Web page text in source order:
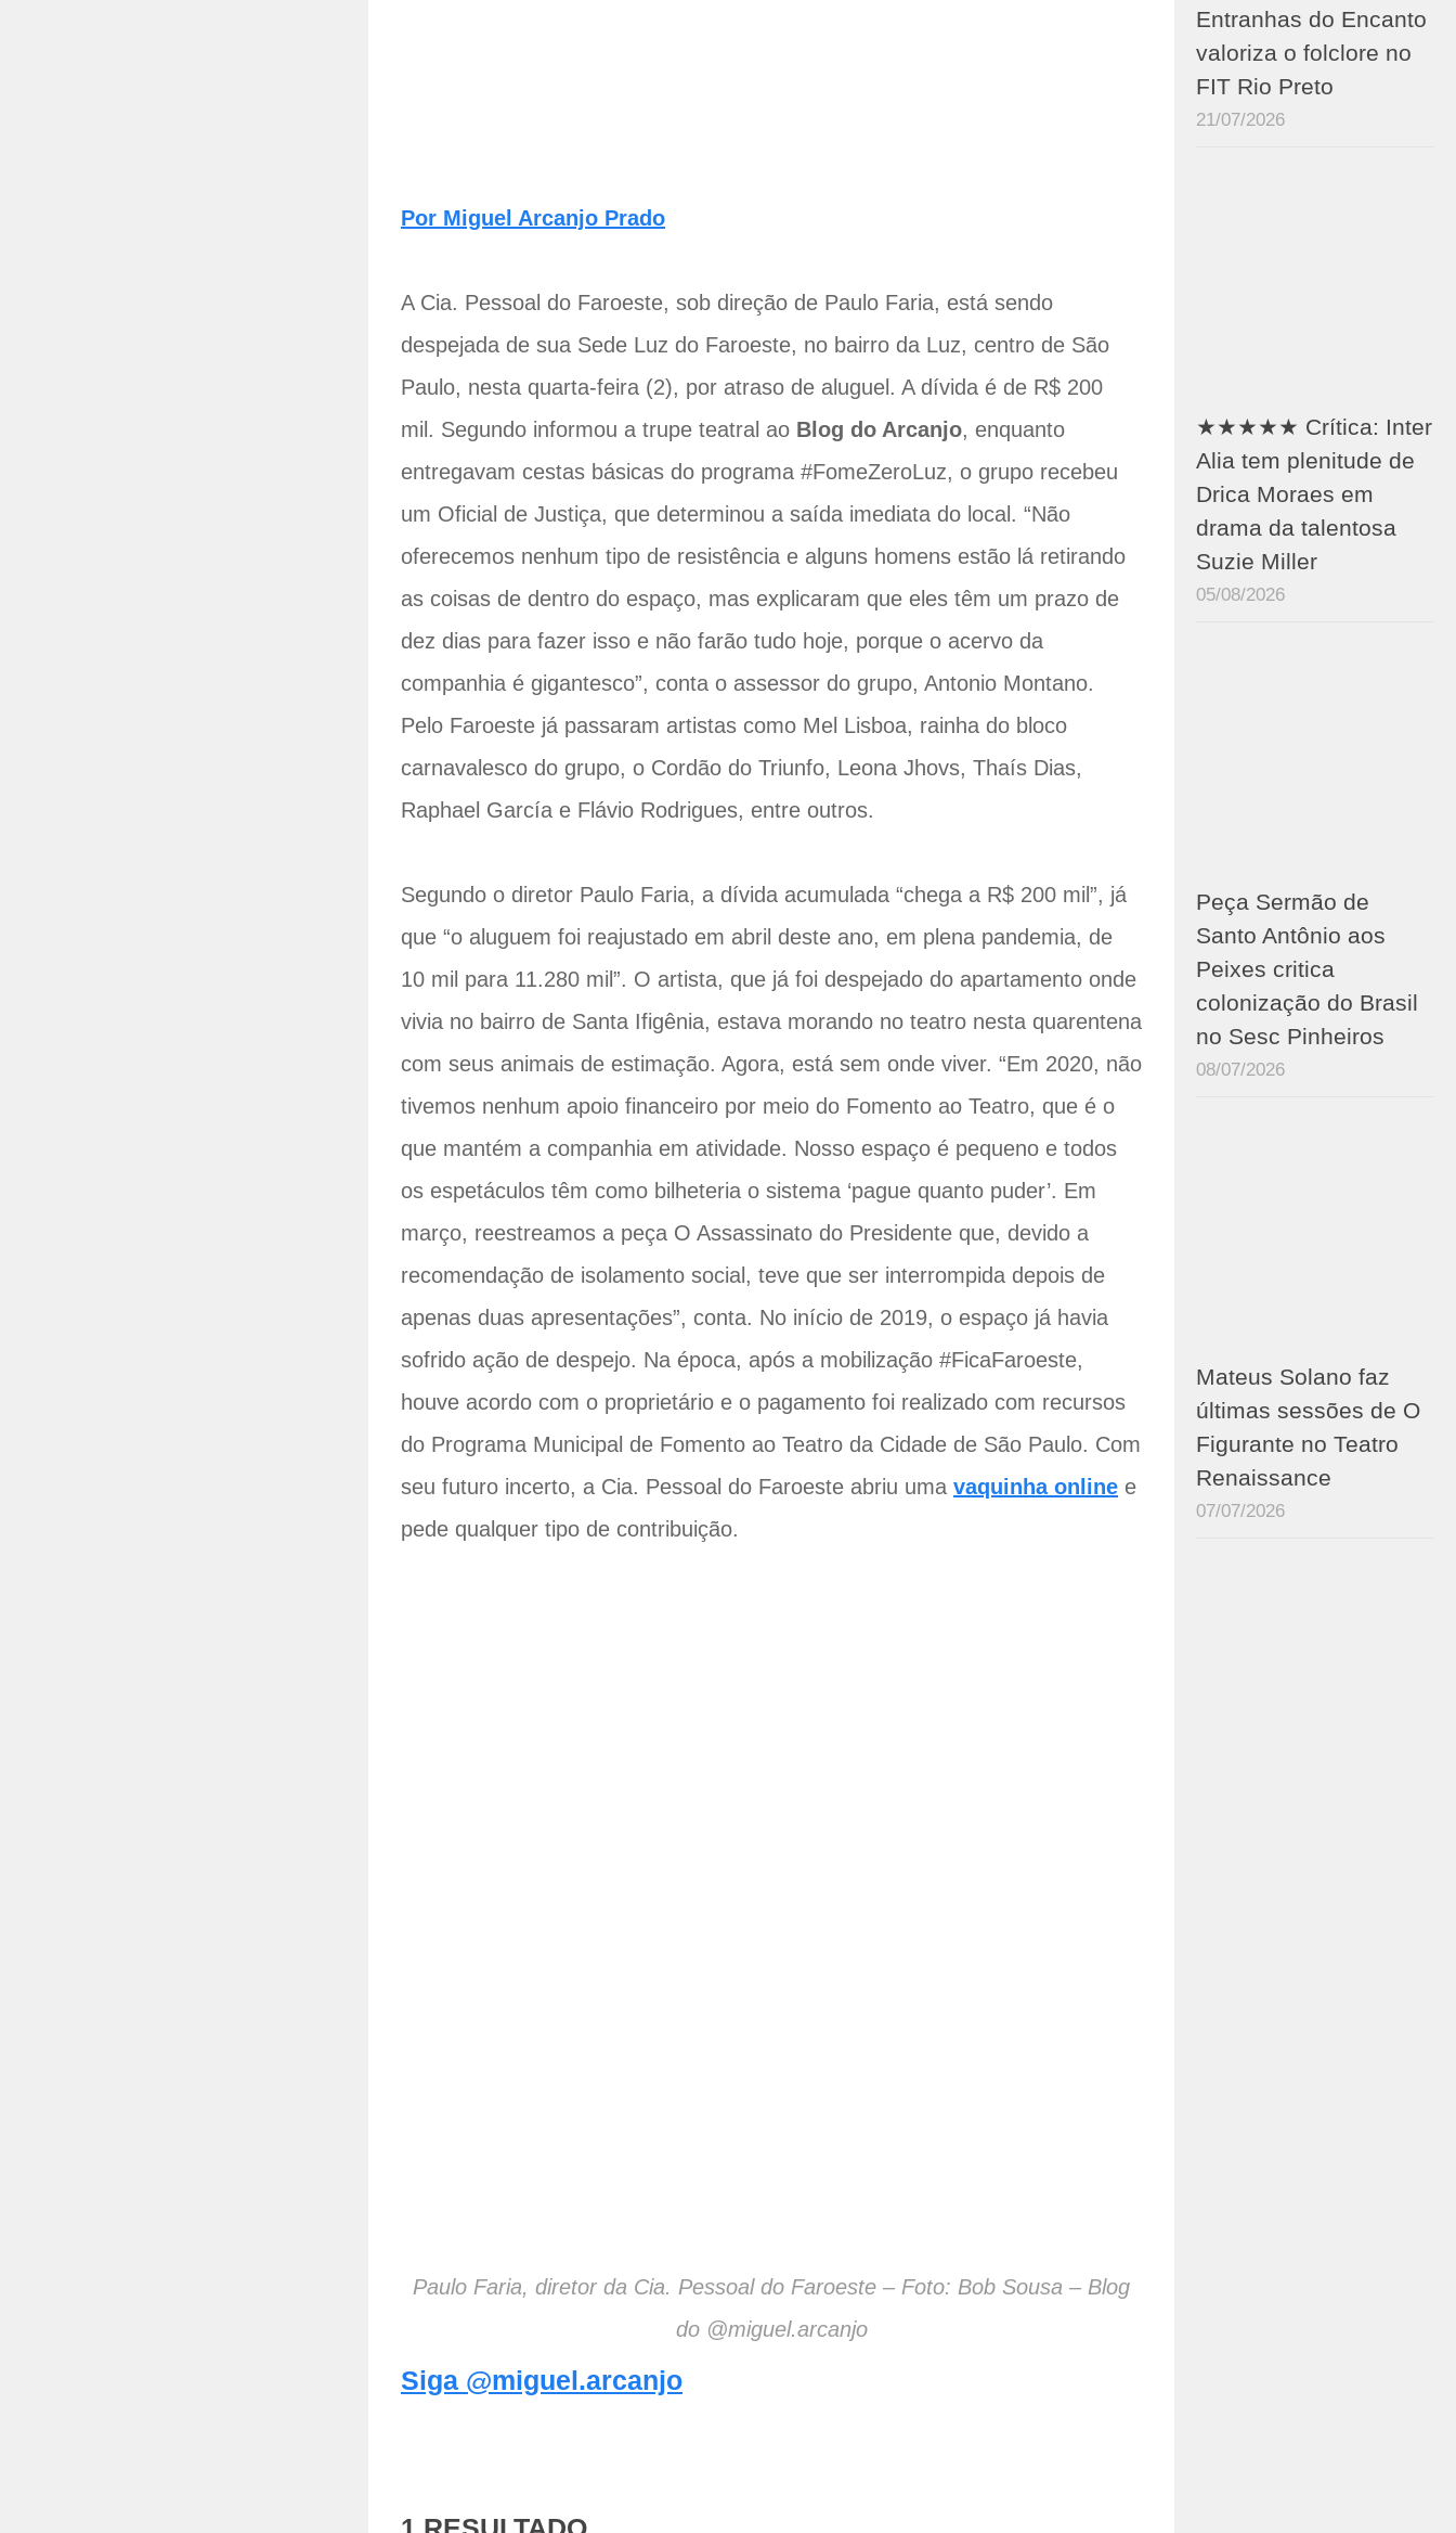
Por Miguel Arcanjo Prado
A Cia. Pessoal do Faroeste, sob direção de Paulo Faria, está sendo
despejada de sua Sede Luz do Faroeste, no bairro da Luz, centro de São
Paulo, nesta quarta-feira (2), por atraso de aluguel. A dívida é de R$ 200
mil. Segundo informou a trupe teatral ao Blog do Arcanjo, enquanto
entregavam cestas básicas do programa #FomeZeroLuz, o grupo recebeu
um Oficial de Justiça, que determinou a saída imediata do local. “Não
oferecemos nenhum tipo de resistência e alguns homens estão lá retirando
as coisas de dentro do espaço, mas explicaram que eles têm um prazo de
dez dias para fazer isso e não farão tudo hoje, porque o acervo da
companhia é gigantesco”, conta o assessor do grupo, Antonio Montano.
Pelo Faroeste já passaram artistas como Mel Lisboa, rainha do bloco
carnavalesco do grupo, o Cordão do Triunfo, Leona Jhovs, Thaís Dias,
Raphael García e Flávio Rodrigues, entre outros.
Segundo o diretor Paulo Faria, a dívida acumulada “chega a R$ 200 mil”, já
que “o aluguem foi reajustado em abril deste ano, em plena pandemia, de
10 mil para 11.280 mil”. O artista, que já foi despejado do apartamento onde
vivia no bairro de Santa Ifigênia, estava morando no teatro nesta quarentena
com seus animais de estimação. Agora, está sem onde viver. “Em 2020, não
tivemos nenhum apoio financeiro por meio do Fomento ao Teatro, que é o
que mantém a companhia em atividade. Nosso espaço é pequeno e todos
os espetáculos têm como bilheteria o sistema ‘pague quanto puder’. Em
março, reestreamos a peça O Assassinato do Presidente que, devido a
recomendação de isolamento social, teve que ser interrompida depois de
apenas duas apresentações”, conta. No início de 2019, o espaço já havia
sofrido ação de despejo. Na época, após a mobilização #FicaFaroeste,
houve acordo com o proprietário e o pagamento foi realizado com recursos
do Programa Municipal de Fomento ao Teatro da Cidade de São Paulo. Com
seu futuro incerto, a Cia. Pessoal do Faroeste abriu uma vaquinha online e
pede qualquer tipo de contribuição.
Paulo Faria, diretor da Cia. Pessoal do Faroeste – Foto: Bob Sousa – Blog
do @miguel.arcanjo
Siga @miguel.arcanjo
Entranhas do Encanto
valoriza o folclore no
FIT Rio Preto
21/07/2026
★★★★★ Crítica: Inter
Alia tem plenitude de
Drica Moraes em
drama da talentosa
Suzie Miller
05/08/2026
Peça Sermão de
Santo Antônio aos
Peixes critica
colonização do Brasil
no Sesc Pinheiros
08/07/2026
Mateus Solano faz
últimas sessões de O
Figurante no Teatro
Renaissance
07/07/2026